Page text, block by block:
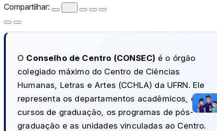
Compartilhar:
O Conselho de Centro (CONSEC) é o órgão
colegiado máximo do Centro de Ciências
Humanas, Letras e Artes (CCHLA) da UFRN. Ele
representa os departamentos acadêmicos, os
cursos de graduação, os programas de pós-
graduação e as unidades vinculadas ao Centro.